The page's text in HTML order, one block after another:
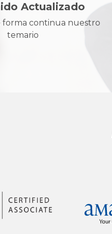
Actualizado
forma continua nuestro
temario